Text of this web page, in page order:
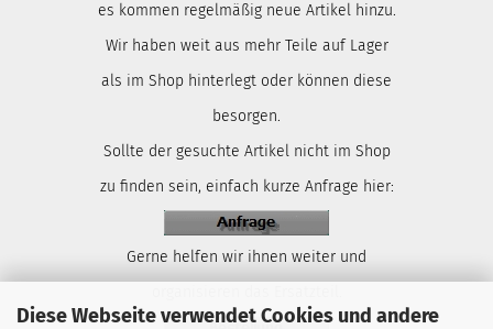
Diese Webseite verwendet Cookies und andere
es kommen regelmäßig neue Artikel hinzu.
Wir haben weit aus mehr Teile auf Lager
als im Shop hinterlegt oder können diese
besorgen.
Sollte der gesuchte Artikel nicht im Shop
zu finden sein, einfach kurze Anfrage hier:
Gerne helfen wir ihnen weiter und